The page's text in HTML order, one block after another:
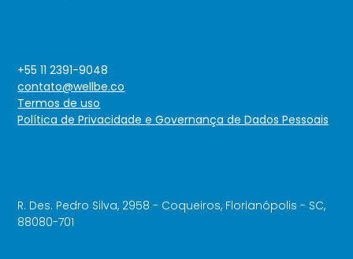
Termos de uso
Política de Privacidade e Governança de Dados Pessoais
+55 11 2391-9048
contato@wellbe.co
R. Des. Pedro Silva, 2958 - Coqueiros, Florianópolis - SC,
88080-701